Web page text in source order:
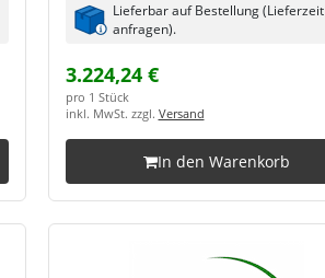
Lieferbar auf Bestellung (Lieferzeit
anfragen).
3.224,24 €
pro 1 Stück
inkl. MwSt. zzgl. Versand
In den Warenkorb